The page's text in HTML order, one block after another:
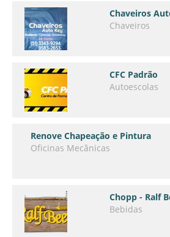
Chaveiros
Chaveiros
CFC Padrão
Autoescolas
Renove Chapeação e Pintura
Oficinas Mecânicas
Chopp - Ralf
Bebidas